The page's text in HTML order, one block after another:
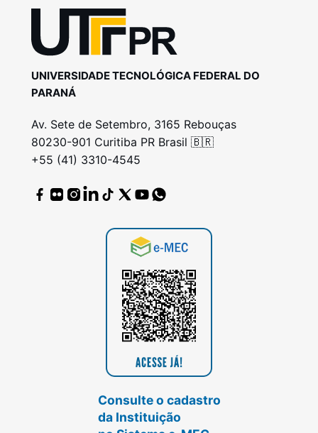
UNIVERSIDADE TECNOLÓGICA FEDERAL DO
PARANÁ
Av. Sete de Setembro, 3165 Rebouças
80230-901 Curitiba PR Brasil 🇧🇷
+55 (41) 3310-4545
Consulte o cadastro
da Instituição